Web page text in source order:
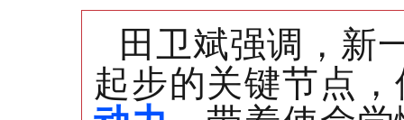
田卫斌强调，新
起步的关键节点